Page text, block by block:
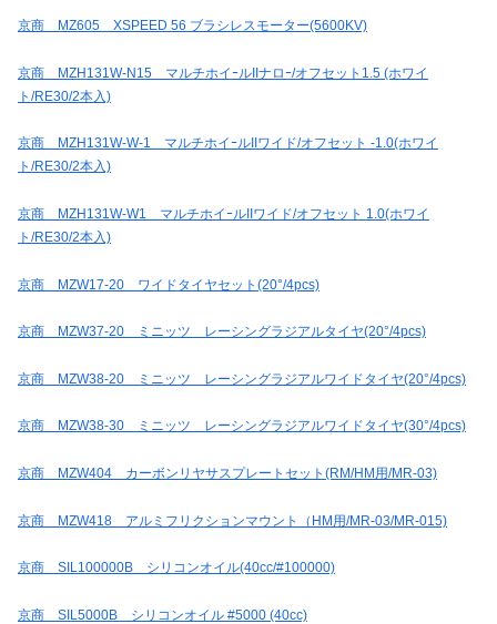
京商 MZ605 XSPEED 56 ブラシレスモーター(5600KV)
京商 MZH131W-N15 マルチホイｰルIIナロｰ/オフセット1.5 (ホワイ
ト/RE30/2本入)
京商 MZH131W-W-1 マルチホイｰルIIワイド/オフセット -1.0(ホワイ
ト/RE30/2本入)
京商 MZH131W-W1 マルチホイｰルIIワイド/オフセット 1.0(ホワイ
ト/RE30/2本入)
京商 MZW17-20 ワイドタイヤセット(20°/4pcs)
京商 MZW37-20 ミニッツ レーシングラジアルタイヤ(20°/4pcs)
京商 MZW38-20 ミニッツ レーシングラジアルワイドタイヤ(20°/4pcs)
京商 MZW38-30 ミニッツ レーシングラジアルワイドタイヤ(30°/4pcs)
京商 MZW404 カーボンリヤサスプレートセット(RM/HM用/MR-03)
京商 MZW418 アルミフリクションマウント（HM用/MR-03/MR-015)
京商 SIL100000B シリコンオイル(40cc/#100000)
京商 SIL5000B シリコンオイル #5000 (40cc)